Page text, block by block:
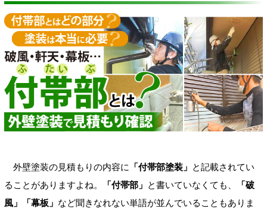
外壁塗装の見積もりの内容に 「付帯部塗装」 と記載されてい
ることがありますよね。
「付帯部」 と書いていなくても、
「破
風」「幕板」 など聞きなれない単語が並んでいることもありま